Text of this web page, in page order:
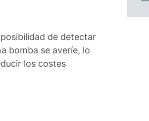
de detectar
bomba se averíe, lo
los costes